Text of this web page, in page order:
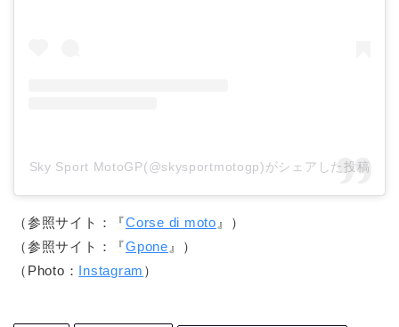
Sky Sport MotoGP(@skysportmotogp)がシェアした投稿
（参照サイト：『Corse di moto 』）
（参照サイト：『Gpone 』）
（Photo： Instagram ）